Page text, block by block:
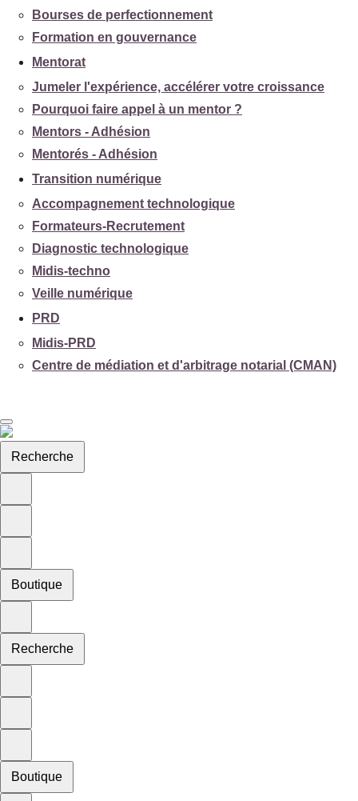
Bourses de perfectionnement
Formation en gouvernance
Mentorat
Jumeler l'expérience, accélérer votre croissance
Pourquoi faire appel à un mentor ?
Mentors - Adhésion
Mentorés - Adhésion
Transition numérique
Accompagnement technologique
Formateurs-Recrutement
Diagnostic technologique
Midis-techno
Veille numérique
PRD
Midis-PRD
Centre de médiation et d'arbitrage notarial (CMAN)
Recherche
Boutique
Recherche
Boutique